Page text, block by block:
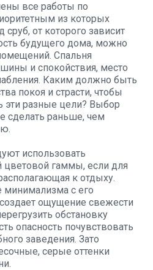
все работы по
из которых
от которого зависит
будущего дома, можно
Спальня
и спокойствия, место
Каким должно быть
покоя и страсти, чтобы
эти разные цели? Выбор
сделать раньше, чем
использовать
цветовой гаммы, если для
к отдыху.
минимализма с его
ощущение свежести
обстановку
опасность почувствовать
заведения. Зато
серые оттенки